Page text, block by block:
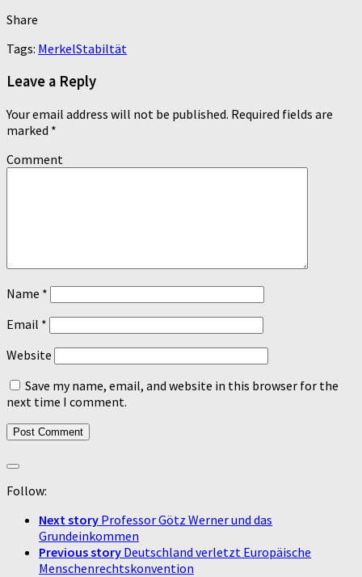
Share
Tags: MerkelStabiltät
Leave a Reply
Your email address will not be published. Required fields are
marked *
Comment
Name *
Email *
Website
Save my name, email, and website in this browser for the
next time I comment.
Follow:
Next story Professor Götz Werner und das
Grundeinkommen
Previous story Deutschland verletzt Europäische
Menschenrechtskonvention